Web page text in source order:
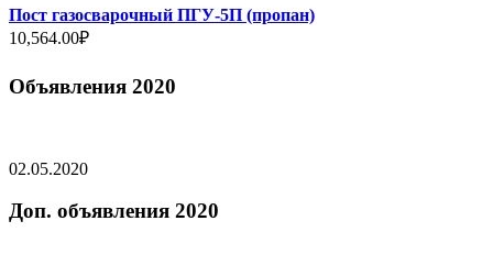
Пост газосварочный ПГУ-5П (пропан)
10,564.00₽
Объявления 2020
02.05.2020
Доп. объявления 2020